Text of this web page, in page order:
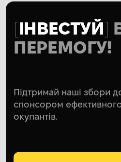
ІНВЕСТУЙ
ПЕРЕМОГУ!
Підтримай наші збори
спонсором
окупантів.